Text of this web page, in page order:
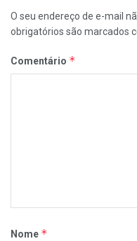
O seu endereço de e-mail
obrigatórios são marcados
Comentário *
Nome *